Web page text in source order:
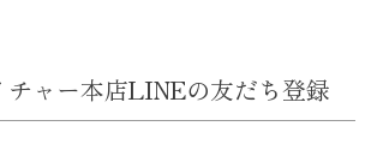
チャー本店LINEの友だち登録